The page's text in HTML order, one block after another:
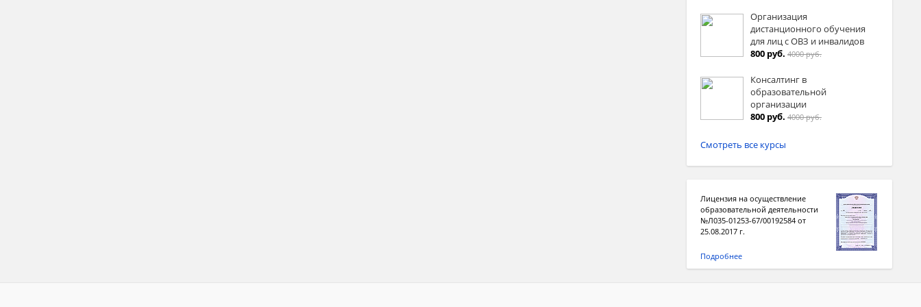
Организация
дистанционного обучения
для лиц с ОВЗ и инвалидов
800 руб. 4000 руб.
Консалтинг в
образовательной
организации
800 руб. 4000 руб.
Смотреть все курсы
Лицензия на осуществление
образовательной деятельности
№Л035-01253-67/00192584 от
25.08.2017 г.
Подробнее